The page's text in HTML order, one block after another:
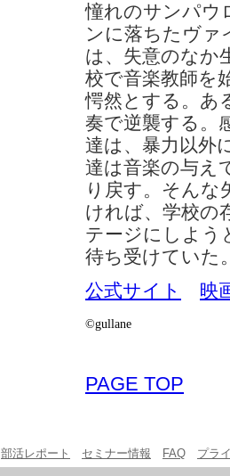
憧れのサンパウ
ンに落ちたヴァ
は、失意のなか
校で音楽教師を
愕然とする。あ
奏で逆襲する。
達は、暴力以外
達は音楽の与え
り戻す。そんな
ければ、学校の
テージにしよう
待ち受けていた
公式サイト
映
©gullane
PAGE TOP
部活レポート セミナー情報 FAQ プラ